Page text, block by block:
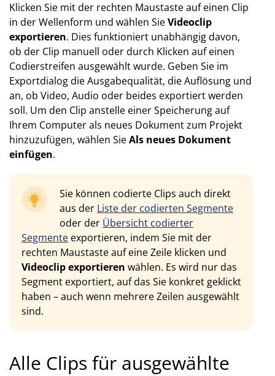
Klicken Sie mit der rechten Maustaste auf einen Clip
in der Wellenform und wählen SieVideoclip
exportieren. Dies funktioniert unabhängig davon,
ob der Clip manuell oder durch Klicken auf einen
Codierstreifen ausgewählt wurde. Geben Sie im
Exportdialog die Ausgabequalität, die Auflösung und
an, ob Video, Audio oder beides exportiert werden
soll. Um den Clip anstelle einer Speicherung auf
Ihrem Computer als neues Dokument zum Projekt
hinzuzufügen, wählen SieAls neues Dokument
einfügen.
Sie können codierte Clips auch direkt
aus der Liste der codierten Segmente
oder der Übersicht codierter
Segmente exportieren, indem Sie mit der
rechten Maustaste auf eine Zeile klicken und
Videoclip exportieren wählen. Es wird nur das
Segment exportiert, auf das Sie konkret geklickt
haben – auch wenn mehrere Zeilen ausgewählt
sind.
Alle Clips für ausgewählte